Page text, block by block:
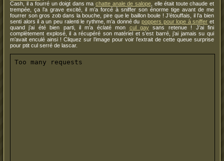
Cash, il a fourré un doigt dans ma chatte anale de salope, elle était toute chaude et
trempée, ça l’a grave excité, il m’a forcé à sniffer son énorme tige avant de me
fourrer son gros zob dans la bouche, pire que le baillon boule ! J’étouffais, il l’a bien
senti alors il a un peu ralenti le rythme, m’a donné dupoppers pour lope à sniffer et
quand j’ai été bien parti, il m’a éclaté mon cul gay sans retenue ! J’ai fini
complètement explosé, il a récupéré son matériel et s’est barré, j’ai jamais su qui
m’avait enculé ainsi ! Cliquez sur l’image pour voir l’extrait de cette queue surprise
pour ptit cul serré de lascar.